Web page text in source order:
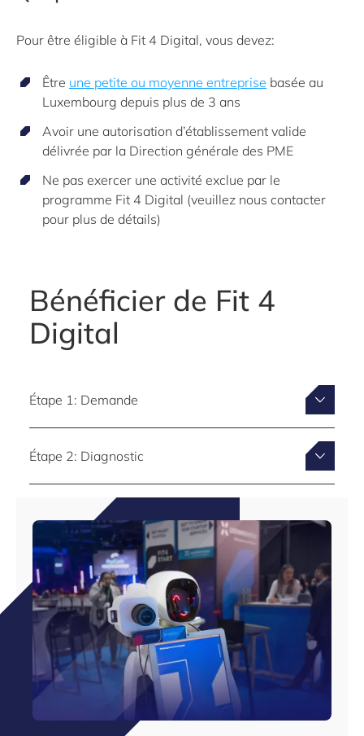
Pour être éligible à Fit 4 Digital, vous devez:
Être une petite ou moyenne entreprise basée au
Luxembourg depuis plus de 3 ans
Avoir une autorisation d’établissement valide
délivrée par la Direction générale des PME
Ne pas exercer une activité exclue par le
programme Fit 4 Digital (veuillez nous contacter
pour plus de détails)
Bénéficier de Fit 4
Digital
Étape 1: Demande
Étape 2: Diagnostic